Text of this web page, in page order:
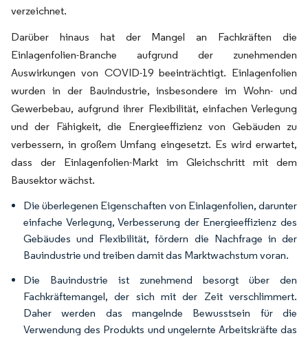
verzeichnet.
Darüber hinaus hat der Mangel an Fachkräften die
Einlagenfolien-Branche aufgrund der zunehmenden
Auswirkungen von COVID-19 beeinträchtigt. Einlagenfolien
wurden in der Bauindustrie, insbesondere im Wohn- und
Gewerbebau, aufgrund ihrer Flexibilität, einfachen Verlegung
und der Fähigkeit, die Energieeffizienz von Gebäuden zu
verbessern, in großem Umfang eingesetzt. Es wird erwartet,
dass der Einlagenfolien-Markt im Gleichschritt mit dem
Bausektor wächst.
Die überlegenen Eigenschaften von Einlagenfolien, darunter
einfache Verlegung, Verbesserung der Energieeffizienz des
Gebäudes und Flexibilität, fördern die Nachfrage in der
Bauindustrie und treiben damit das Marktwachstum voran.
Die Bauindustrie ist zunehmend besorgt über den
Fachkräftemangel, der sich mit der Zeit verschlimmert.
Daher werden das mangelnde Bewusstsein für die
Verwendung des Produkts und ungelernte Arbeitskräfte das